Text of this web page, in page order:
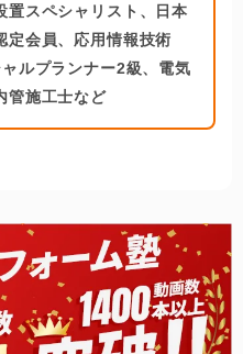
置スペシャリスト、日本
定会員、応用情報技術
ルプランナー2級、電気
管施工士など